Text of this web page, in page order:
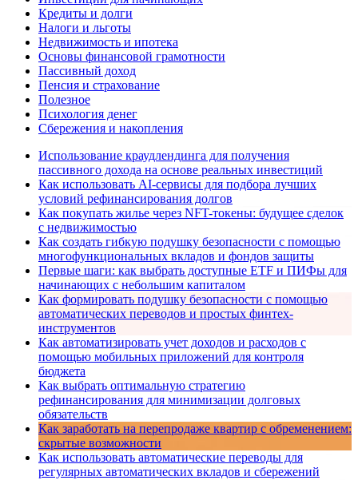
Кредиты и долги
Налоги и льготы
Недвижимость и ипотека
Основы финансовой грамотности
Пассивный доход
Пенсия и страхование
Полезное
Психология денег
Сбережения и накопления
Использование краудлендинга для получения
пассивного дохода на основе реальных инвестиций
Как использовать AI-сервисы для подбора лучших
условий рефинансирования долгов
Как покупать жилье через NFT-токены: будущее сделок
с недвижимостью
Как создать гибкую подушку безопасности с помощью
многофункциональных вкладов и фондов защиты
Первые шаги: как выбрать доступные ETF и ПИФы для
начинающих с небольшим капиталом
Как формировать подушку безопасности с помощью
автоматических переводов и простых финтех-
инструментов
Как автоматизировать учет доходов и расходов с
помощью мобильных приложений для контроля
бюджета
Как выбрать оптимальную стратегию
рефинансирования для минимизации долговых
обязательств
Как заработать на перепродаже квартир с обременением:
скрытые возможности
Как использовать автоматические переводы для
регулярных автоматических вкладов и сбережений